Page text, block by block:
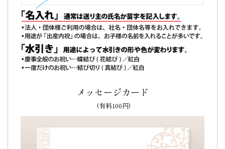
じどら」(3個入り)
思い出のお菓子の到着はとても満足するものでし
するものでした！
またよろしくお願いします(^^)（購入者様）
メッセージカード
(有料100円)